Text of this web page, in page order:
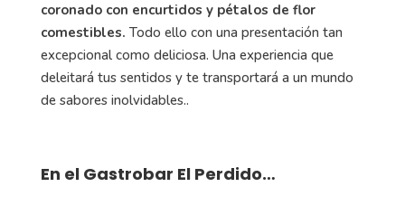
coronado con encurtidos y pétalos de flor
comestibles. Todo ello con una presentación tan
excepcional como deliciosa. Una experiencia que
deleitará tus sentidos y te transportará a un mundo
de sabores inolvidables..
En el Gastrobar El Perdido…